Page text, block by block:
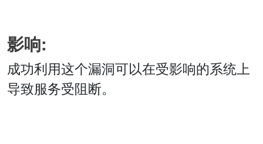
影响:
成功利用这个漏洞可以在受影响的系统上
导致服务受阻断。